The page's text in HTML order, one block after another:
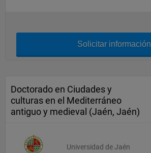
Solicitar información
Doctorado en Ciudades y
culturas en el Mediterráneo
antiguo y medieval (Jaén, Jaén)
Universidad de Jaén